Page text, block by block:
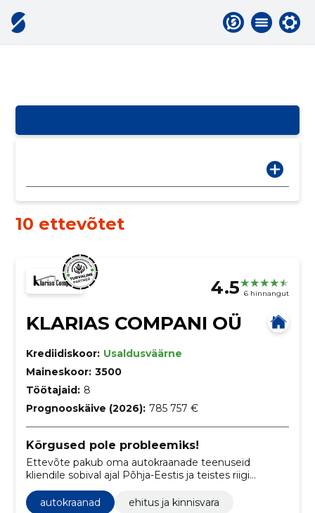
10 ettevõtet
4.5 6 hinnangut
KLARIAS COMPANI OÜ
Krediidiskoor: Usaldusväärne
Maineskoor: 3500
Töötajaid: 8
Prognooskäive (2026): 785 757 €
Kõrgused pole probleemiks!
Ettevõte pakub oma autokraanade teenuseid
kliendile sobival ajal Põhja-Eestis ja teistes riigi
piirkondades, kus kvalifitseeritud töölised on
huvitatud korrektsete montaažitööde teostamisest,
autokraanad
ehitus ja kinnisvara